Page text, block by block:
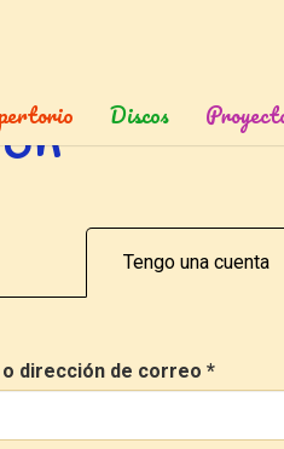
Discos
ón
Tengo una cuenta
dirección de correo *